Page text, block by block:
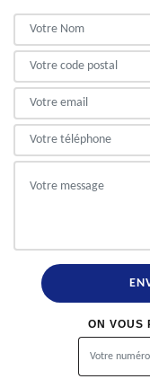
ON VOUS